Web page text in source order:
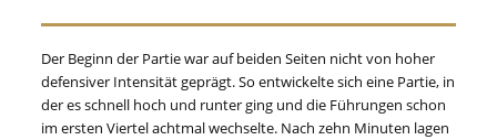
Der Beginn der Partie war auf beiden Seiten nicht von hoher
defensiver Intensität geprägt. So entwickelte sich eine Partie, in
der es schnell hoch und runter ging und die Führungen schon
im ersten Viertel achtmal wechselte. Nach zehn Minuten lagen